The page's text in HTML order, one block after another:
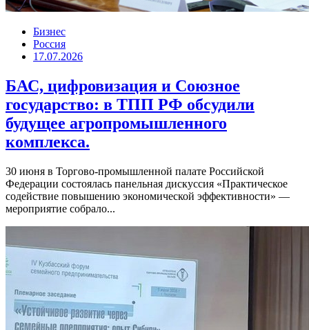
Бизнес
Россия
17.07.2026
БАС, цифровизация и Союзное
государство: в ТПП РФ обсудили
будущее агропромышленного
комплекса.
30 июня в Торгово-промышленной палате Российской
Федерации состоялась панельная дискуссия «Практическое
содействие повышению экономической эффективности» —
мероприятие собрало...